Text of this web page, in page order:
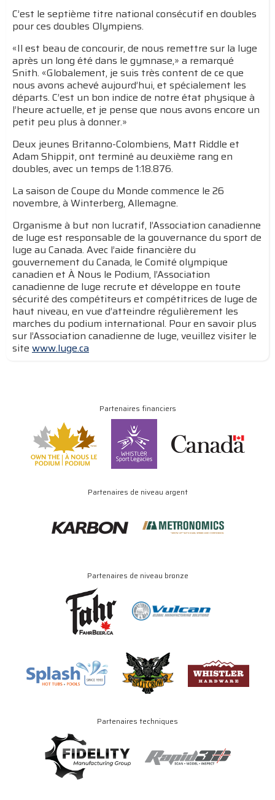
C’est le septième titre national consécutif en doubles
pour ces doubles Olympiens.
«Il est beau de concourir, de nous remettre sur la luge
après un long été dans le gymnase,» a remarqué
Snith. «Globalement, je suis très content de ce que
nous avons achevé aujourd’hui, et spécialement les
départs. C’est un bon indice de notre état physique à
l’heure actuelle, et je pense que nous avons encore un
petit peu plus à donner.»
Deux jeunes Britanno-Colombiens, Matt Riddle et
Adam Shippit, ont terminé au deuxième rang en
doubles, avec un temps de 1:18.876.
La saison de Coupe du Monde commence le 26
novembre, à Winterberg, Allemagne.
Organisme à but non lucratif, l’Association canadienne
de luge est responsable de la gouvernance du sport de
luge au Canada. Avec l’aide financière du
gouvernement du Canada, le Comité olympique
canadien et À Nous le Podium, l’Association
canadienne de luge recrute et développe en toute
sécurité des compétiteurs et compétitrices de luge de
haut niveau, en vue d’atteindre régulièrement les
marches du podium international. Pour en savoir plus
sur l’Association canadienne de luge, veuillez visiter le
site www.luge.ca
Partenaires financiers
Partenaires de niveau argent
Partenaires de niveau bronze
Partenaires techniques